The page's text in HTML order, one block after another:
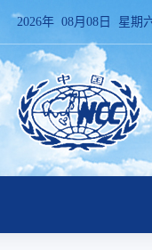
2026年 08月08日 星期